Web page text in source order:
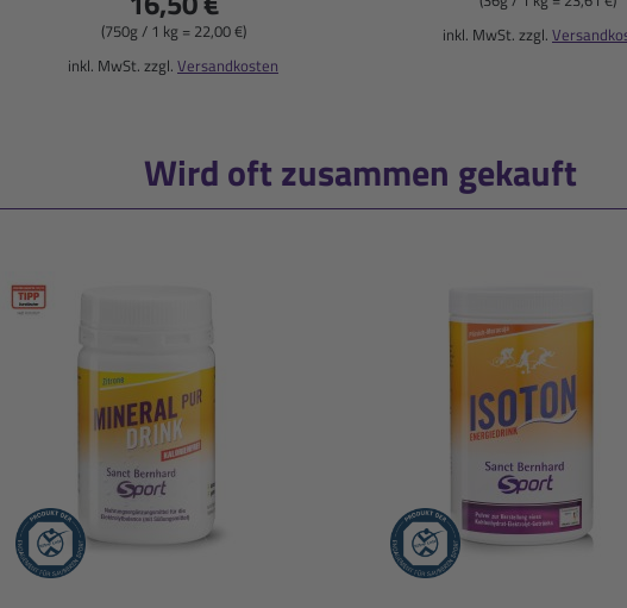
(750g / 1 kg = 22,00 €)
inkl. MwSt. zzgl. Versandkosten
inkl. MwSt. zzgl.
Wird oft zusammen gekauft